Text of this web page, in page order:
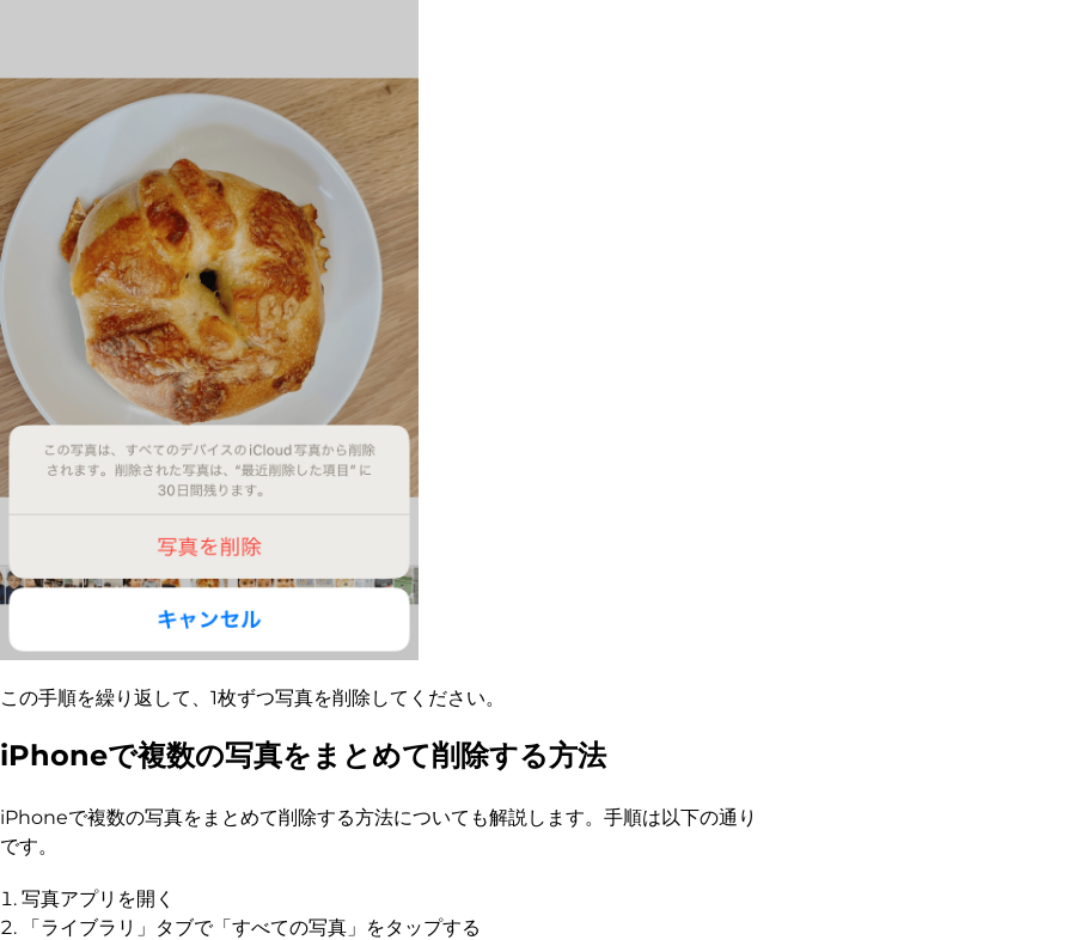
この手順を繰り返して、1枚ずつ写真を削除してください。
iPhoneで複数の写真をまとめて削除する方法
iPhoneで複数の写真をまとめて削除する方法についても解説します。手順は以下の通り
です。
写真アプリを開く
「ライブラリ」タブで「すべての写真」をタップする